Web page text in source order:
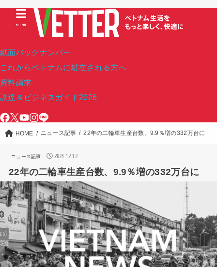
紙面バックナンバー
これからベトナムに駐在される方へ
資料請求
調達＆ビジネスガイド2026
MENU
HOME ニュース記事 22年の二輪車生産台数、9.9％増の332万台に
ニュース記事 2023.12.12
22年の二輪車生産台数、9.9％増の332万台に